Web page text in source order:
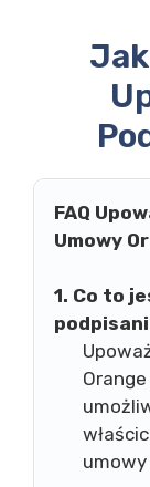
FAQ
Umowy
1. Co to